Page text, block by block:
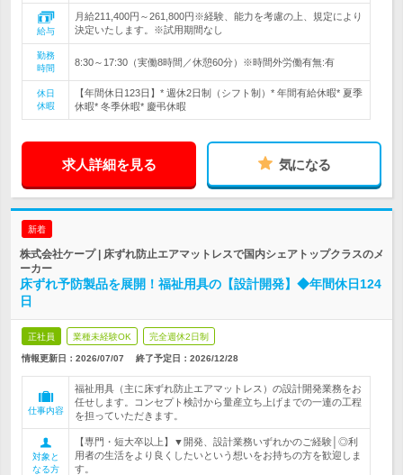
給与
月給211,400円～261,800円※経験、能力を考慮の上、規定により
決定いたします。※試用期間なし
勤務
時間
8:30～17:30（実働8時間／休憩60分）※時間外労働有無:有
休日
休暇
【年間休日123日】* 週休2日制（シフト制）* 年間有給休暇* 夏季
休暇* 冬季休暇* 慶弔休暇
求人詳細を見る 気になる
新着
株式会社ケープ | 床ずれ防止エアマットレスで国内シェアトップクラスのメ
ーカー
床ずれ予防製品を展開！福祉用具の【設計開発】◆年間休日124
日
正社員 業種未経験OK 完全週休2日制
情報更新日：2026/07/07 終了予定日： 2026/12/28
仕事内容
福祉用具（主に床ずれ防止エアマットレス）の設計開発業務をお
任せします。コンセプト検討から量産立ち上げまでの一連の工程
を担っていただきます。
対象と
なる方
【専門・短大卒以上】▼開発、設計業務いずれかのご経験│◎利
用者の生活をより良くしたいという想いをお持ちの方を歓迎しま
す。